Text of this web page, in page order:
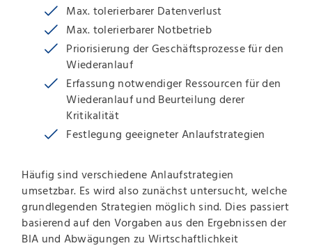
Max. tolerierbarer Datenverlust
Max. tolerierbarer Notbetrieb
Priorisierung der Geschäftsprozesse für den
Wiederanlauf
Erfassung notwendiger Ressourcen für den
Wiederanlauf und Beurteilung derer
Kritikalität
Festlegung geeigneter Anlaufstrategien
Häufig sind verschiedene Anlaufstrategien
umsetzbar. Es wird also zunächst untersucht, welche
grundlegenden Strategien möglich sind. Dies passiert
basierend auf den Vorgaben aus den Ergebnissen der
BIA und Abwägungen zu Wirtschaftlichkeit